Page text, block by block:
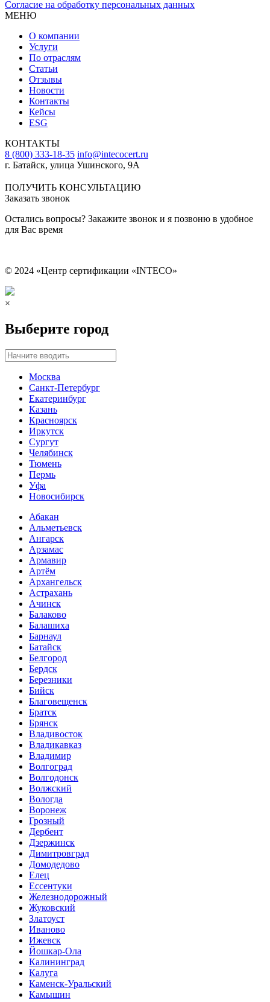
Согласие на обработку персональных данных
МЕНЮ
О компании
Услуги
По отраслям
Статьи
Отзывы
Новости
Контакты
Кейсы
ESG
КОНТАКТЫ
8 (800) 333-18-35 info@intecocert.ru
г. Батайск, улица Ушинского, 9А
ПОЛУЧИТЬ КОНСУЛЬТАЦИЮ
Заказать звонок
Остались вопросы? Закажите звонок и я позвоню в удобное
для Вас время
© 2024 «Центр сертификации «INTECO»
×
Выберите город
Москва
Санкт-Петербург
Екатеринбург
Казань
Красноярск
Иркутск
Сургут
Челябинск
Тюмень
Пермь
Уфа
Новосибирск
Абакан
Альметьевск
Ангарск
Арзамас
Армавир
Артём
Архангельск
Астрахань
Ачинск
Балаково
Балашиха
Барнаул
Батайск
Белгород
Бердск
Березники
Бийск
Благовещенск
Братск
Брянск
Владивосток
Владикавказ
Владимир
Волгоград
Волгодонск
Волжский
Вологда
Воронеж
Грозный
Дербент
Дзержинск
Димитровград
Домодедово
Елец
Ессентуки
Железнодорожный
Жуковский
Златоуст
Иваново
Ижевск
Йошкар-Ола
Калининград
Калуга
Каменск-Уральский
Камышин